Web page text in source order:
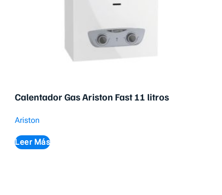
Calentador Gas Ariston Fast 11 litros
Ariston
Leer Más